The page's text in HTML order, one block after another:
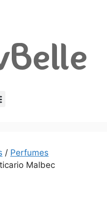
/ Perfumes
Malbec